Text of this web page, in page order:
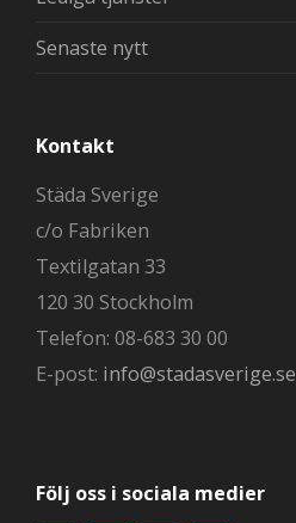
Senaste nytt
Kontakt
Städa Sverige
c/o Fabriken
Textilgatan 33
120 30 Stockholm
Telefon: 08-683 30 00
E-post: info@stadasverige.se
Följ oss i sociala medier